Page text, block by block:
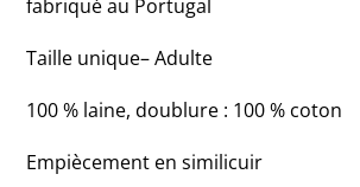
fabriqué au Portugal
Taille unique– Adulte
100 % laine, doublure : 100 % coton
Empiècement en similicuir